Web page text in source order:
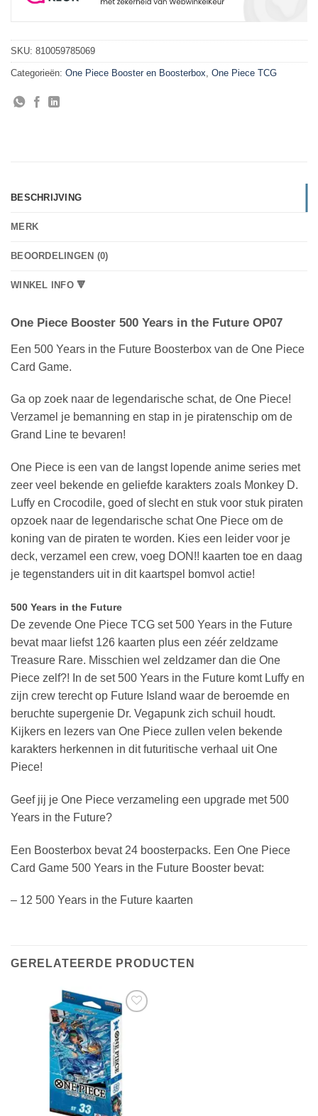
SKU: 810059785069
Categorieën: One Piece Booster en Boosterbox One Piece TCG
BESCHRIJVING
MERK
BEOORDELINGEN (0)
WINKEL INFO 🔻
One Piece Booster 500 Years in the Future OP07
Een 500 Years in the Future Boosterbox van de One Piece
Card Game.
Ga op zoek naar de legendarische schat, de One Piece!
Verzamel je bemanning en stap in je piratenschip om de
Grand Line te bevaren!
One Piece is een van de langst lopende anime series met
zeer veel bekende en geliefde karakters zoals Monkey D.
Luffy en Crocodile, goed of slecht en stuk voor stuk piraten
opzoek naar de legendarische schat One Piece om de
koning van de piraten te worden. Kies een leider voor je
deck, verzamel een crew, voeg DON!! kaarten toe en daag
je tegenstanders uit in dit kaartspel bomvol actie!
500 Years in the Future
De zevende One Piece TCG set 500 Years in the Future
bevat maar liefst 126 kaarten plus een zéér zeldzame
Treasure Rare. Misschien wel zeldzamer dan die One
Piece zelf?! In de set 500 Years in the Future komt Luffy en
zijn crew terecht op Future Island waar de beroemde en
beruchte supergenie Dr. Vegapunk zich schuil houdt.
Kijkers en lezers van One Piece zullen velen bekende
karakters herkennen in dit futuritische verhaal uit One
Piece!
Geef jij je One Piece verzameling een upgrade met 500
Years in the Future?
Een Boosterbox bevat 24 boosterpacks. Een One Piece
Card Game 500 Years in the Future Booster bevat:
– 12 500 Years in the Future kaarten
GERELATEERDE PRODUCTEN